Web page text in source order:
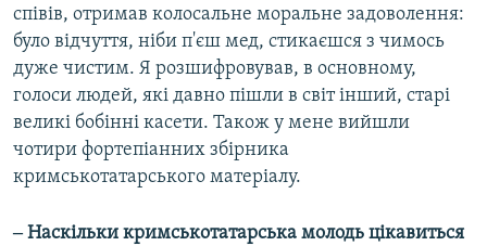
співів, отримав колосальне моральне задоволення:
було відчуття, ніби п'єш мед, стикаєшся з чимось
дуже чистим. Я розшифровував, в основному,
голоси людей, які давно пішли в світ інший, старі
великі бобінні касети. Також у мене вийшли
чотири фортепіанних збірника
кримськотатарського матеріалу.
‒ Наскільки кримськотатарська молодь цікавиться